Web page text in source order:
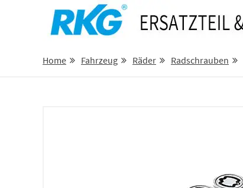
Home Fahrzeug Räder Radschrauben